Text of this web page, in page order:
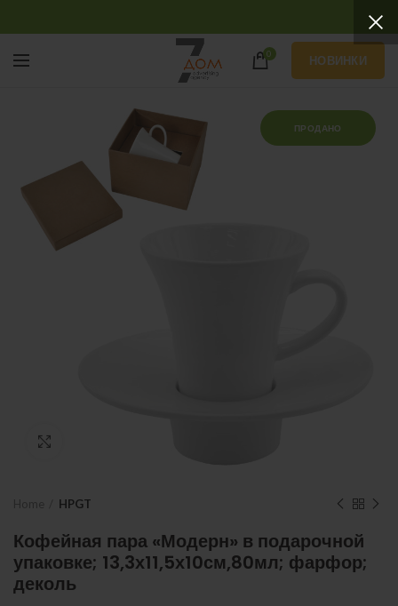
0 НОВИНКИ
ПРОДАНО
HPGT
Кофейная пара «Модерн» в подарочной
упаковке; 13,3х11,5х10см,80мл; фарфор;
деколь